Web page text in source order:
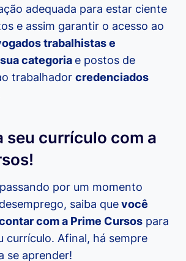
adequada para estar ciente
e assim garantir o acesso ao
trabalhistas e
categoria e postos de
trabalhador credenciados
seu currículo com a
por um momento
saiba quevocê
com a Prime Cursos para
currículo. Afinal, há sempre
se aprender!